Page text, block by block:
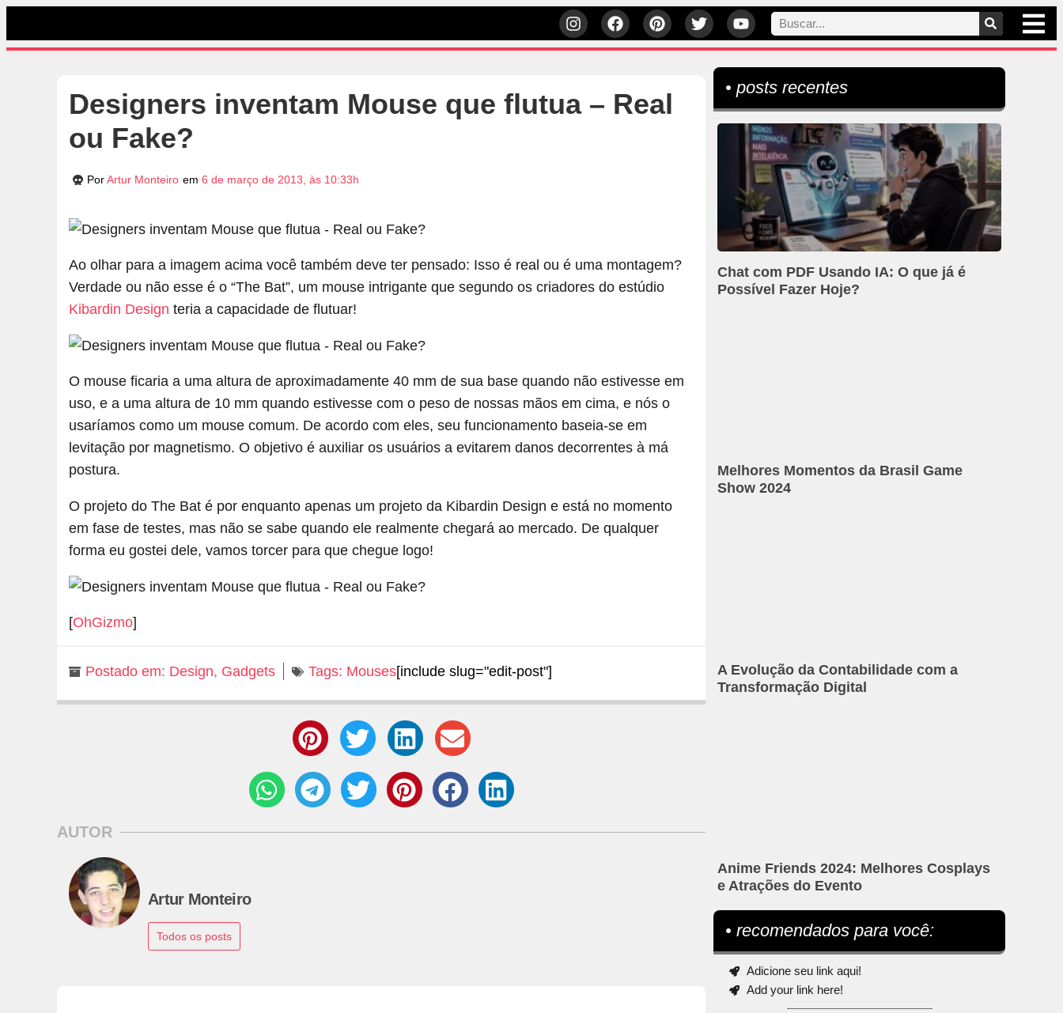
Designers inventam Mouse que flutua – Real
ou Fake?
PorArtur Monteiro em 6 de março de 2013, às 10:33h
Ao olhar para a imagem acima você também deve ter pensado: Isso é real ou é uma montagem?
Verdade ou não esse é o “The Bat”, um mouse intrigante que segundo os criadores do estúdio
Kibardin Design teria a capacidade de flutuar!
O mouse ficaria a uma altura de aproximadamente 40 mm de sua base quando não estivesse em
uso, e a uma altura de 10 mm quando estivesse com o peso de nossas mãos em cima, e nós o
usaríamos como um mouse comum. De acordo com eles, seu funcionamento baseia-se em
levitação por magnetismo. O objetivo é auxiliar os usuários a evitarem danos decorrentes à má
postura.
O projeto do The Bat é por enquanto apenas um projeto da Kibardin Design e está no momento
em fase de testes, mas não se sabe quando ele realmente chegará ao mercado. De qualquer
forma eu gostei dele, vamos torcer para que chegue logo!
[OhGizmo]
Postado em: Design, Gadgets Tags: Mouses[include slug="edit-post"]
AUTOR
Artur Monteiro
Todos os posts
• posts recentes
Chat com PDF Usando IA: O que já é
Possível Fazer Hoje?
Melhores Momentos da Brasil Game
Show 2024
A Evolução da Contabilidade com a
Transformação Digital
Anime Friends 2024: Melhores Cosplays
e Atrações do Evento
• recomendados para você:
Adicione seu link aqui!
Add your link here!